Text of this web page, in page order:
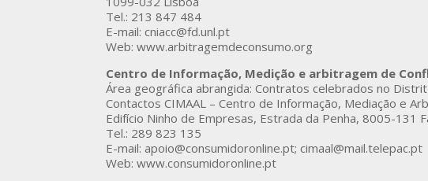
Tel.: 213 847 484
E-mail: cniacc@fd.unl.pt
Web: www.arbitragemdeconsumo.org
Centro de Informação, Medição e arbitragem de
Área geográfica abrangida: Contratos celebrados no
Contactos CIMAAL – Centro de Informação, Mediação e
Edifício Ninho de Empresas, Estrada da Penha, 8005-131
Tel.: 289 823 135
E-mail: apoio@consumidoronline.pt; cimaal@mail.telepac.pt
Web: www.consumidoronline.pt